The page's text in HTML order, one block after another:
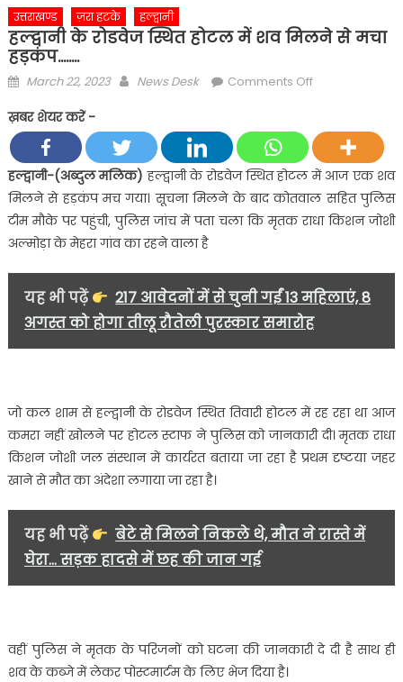
उत्तराखण्ड ज़रा हटके हल्द्वानी
हल्द्वानी के रोडवेज स्थित होटल में शव मिलने से मचा
हड़कंप……..
Posted
March 22, 2023 Author
News Desk Comments Offon
रोडवेज
स्थित
होटल
में
शव
मचा
हड़कंप……..
ख़बर शेयर करें -
हल्द्वानी-(अब्दुल मलिक)हल्द्वानी के रोडवेज स्थित होटल में आज एक शव
मिलने से हड़कंप मच गया। सूचना मिलने के बाद कोतवाल सहित पुलिस
टीम मौके पर पहुंची, पुलिस जांच में पता चला कि मृतक राधा किशन जोशी
अल्मोड़ा के मेहरा गांव का रहने वाला है
यह भी पढ़ें
217 आवेदनों में से चुनी गईं 13 महिलाएं, 8
अगस्त को होगा तीलू रौतेली पुरस्कार समारोह
जो कल शाम से हल्द्वानी के रोडवेज स्थित तिवारी होटल में रह रहा था आज
कमरा नहीं खोलने पर होटल स्टाफ ने पुलिस को जानकारी दी। मृतक राधा
किशन जोशी जल संस्थान में कार्यरत बताया जा रहा है प्रथम दृष्टया जहर
खाने से मौत का अंदेशा लगाया जा रहा है।
यह भी पढ़ें
बेटे से मिलने निकले थे, मौत ने रास्ते में
घेरा... सड़क हादसे में छह की जान गई
वहीं पुलिस ने मृतक के परिजनों को घटना की जानकारी दे दी है साथ ही
शव के कब्जे में लेकर पोस्टमार्टम के लिए भेज दिया है।